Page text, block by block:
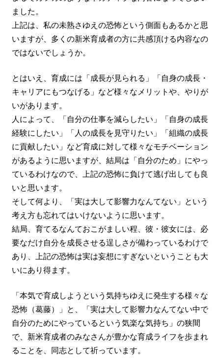
ました。
上記は、私の未熟さゆえの恐怖という側面もあるかと思
いますが、多くの新米育成者の方に共感頂ける内容なの
ではないでしょうか。
とはいえ、育成には「成長が見られる」「自身の成長・
キャリアにもつなげる」など様々なメリットや、やりが
いがあります。
人によって、「自分の仕事を減らしたい」「自身の成長
経験にしたい」「人の成長を見守りたい」「組織の成長
に貢献したい」など育成に対して様々なモチベーション
があるように思いますが、結局は「自分のため」にやっ
ているわけなので、上記の恐怖に負けて逃げ出しても良
いと思います。
そして何より、「実は大して影響力なんてない」という
考え方も忘れてはいけないように思います。
結局、育てるなんておこがましい程、彼・彼女には、必
要なだけ自分を成長させる逞しさが備わっているわけで
あり、上記の恐怖は実は妄想にすぎないということも大
いにあり得ます。
「本気で育成しようという気持ちゆえに発生する様々な
恐怖（葛藤）」と、「実は大して影響力なんてない中で
自分のためにやっているという気楽な気持ち」の狭間
で、新米育成者のみなさんが豊かな育成ライフを歩まれ
ることを、同志として祈っています。